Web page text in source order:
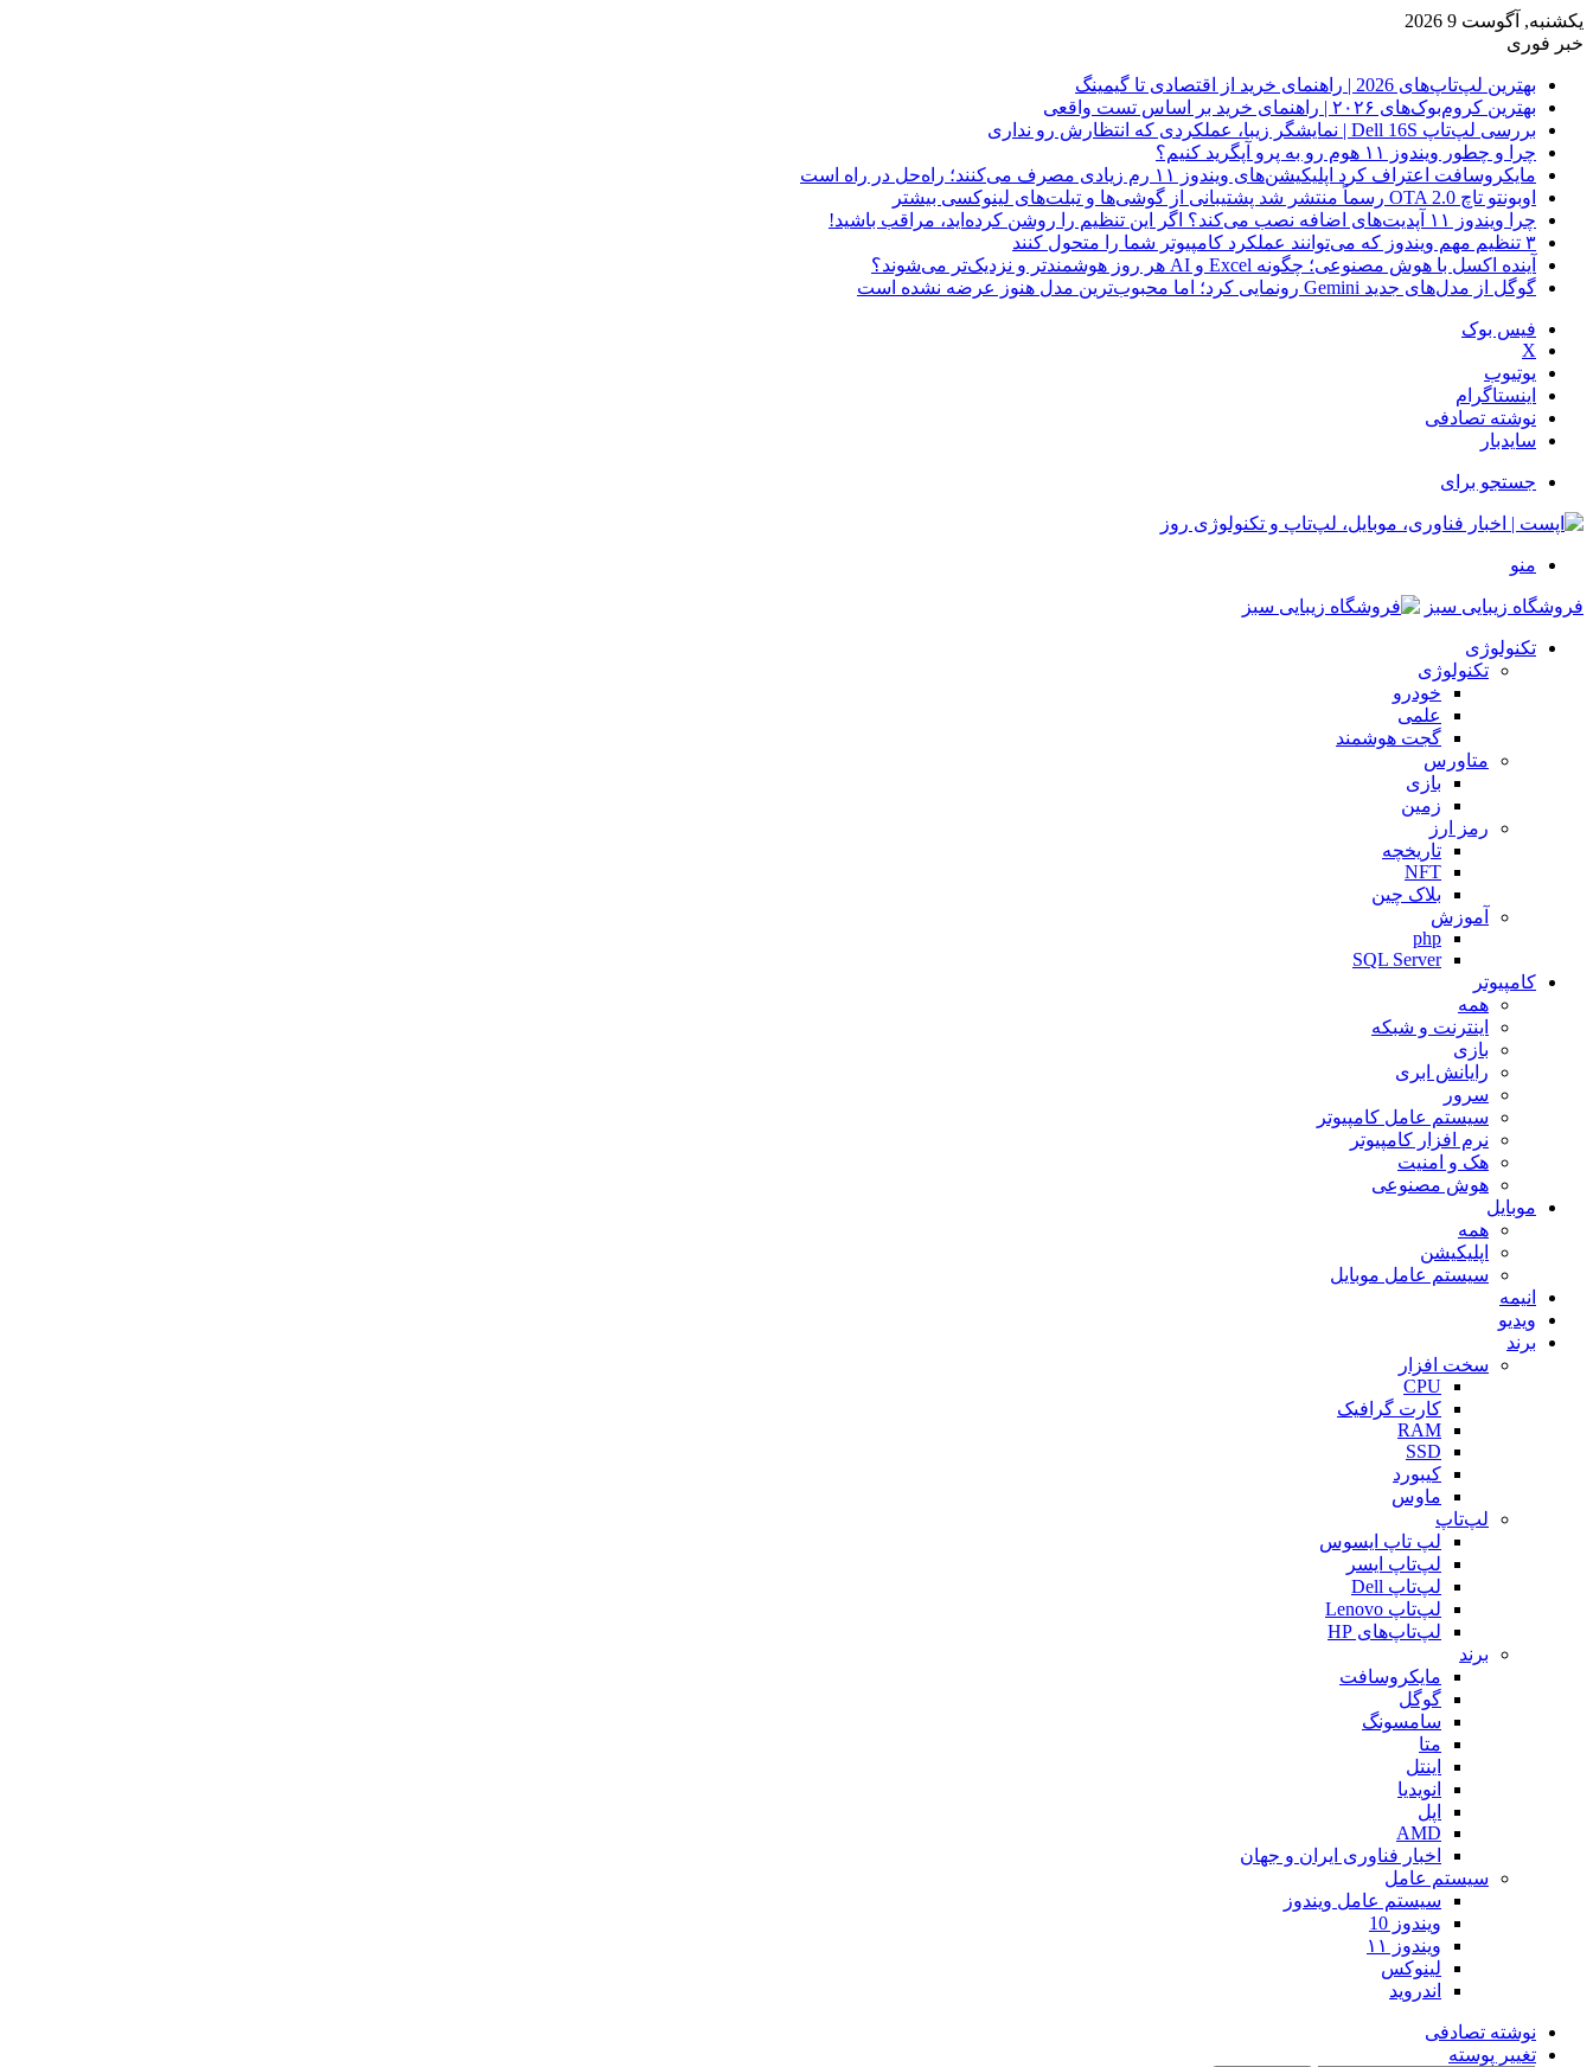
یکشنبه, آگوست 9 2026
خبر فوری
بهترین لپ‌تاپ‌های 2026 | راهنمای خرید از اقتصادی تا گیمینگ
بهترین کروم‌بوک‌های ۲۰۲۶ | راهنمای خرید بر اساس تست واقعی
بررسی لپ‌تاپ Dell 16S | نمایشگر زیبا، عملکردی که انتظارش رو نداری
چرا و چطور ویندوز ۱۱ هوم رو به پرو آپگرید کنیم؟
مایکروسافت اعتراف کرد اپلیکیشن‌های ویندوز ۱۱ رم زیادی مصرف می‌کنند؛ راه‌حل در راه است
اوبونتو تاچ OTA 2.0 رسماً منتشر شد پشتیبانی از گوشی‌ها و تبلت‌های لینوکسی بیشتر
چرا ویندوز ۱۱ آپدیت‌های اضافه نصب می‌کند؟ اگر این تنظیم را روشن کرده‌اید، مراقب باشید!
۳ تنظیم مهم ویندوز که می‌توانند عملکرد کامپیوتر شما را متحول کنند
آینده اکسل با هوش مصنوعی؛ چگونه Excel و AI هر روز هوشمندتر و نزدیک‌تر می‌شوند؟
گوگل از مدل‌های جدید Gemini رونمایی کرد؛ اما محبوب‌ترین مدل هنوز عرضه نشده است
فیس بوک
X
یوتیوب
اینستاگرام
نوشته تصادفی
سایدبار
جستجو برای
منو
فروشگاه زیبایی سبز
تکنولوژی
تکنولوژی
خودرو
علمی
گجت هوشمند
متاورس
بازی
زمین
رمز ارز
تاریخچه
NFT
بلاک چین
آموزش
php
SQL Server
کامپیوتر
همه
اینترنت و شبکه
بازی
رایانش ابری
سرور
سیستم عامل کامپیوتر
نرم افزار کامپیوتر
هک و امنیت
هوش مصنوعی
موبایل
همه
اپلیکیشن
سیستم عامل موبایل
انیمه
ویدیو
برند
سخت افزار
CPU
کارت گرافیک
RAM
SSD
کیبورد
ماوس
لپ‌تاپ
لپ تاپ ایسوس
لپ‌تاپ ایسر
لپ‌تاپ Dell
لپ‌تاپ Lenovo
لپ‌تاپ‌های HP
برند
مایکروسافت
گوگل
سامسونگ
متا
اینتل
انویدیا
اپل
AMD
اخبار فناوری ایران و جهان
سیستم عامل
سیستم عامل ویندوز
ویندوز 10
ویندوز ۱۱
لینوکس
اندروید
نوشته تصادفی
تغییر پوسته